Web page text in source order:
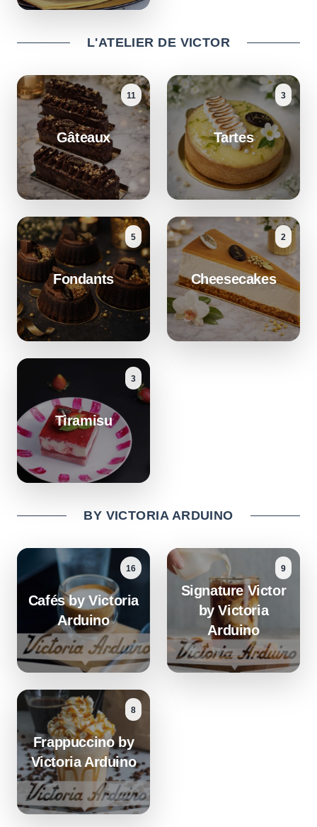
L'ATELIER DE VICTOR
Gâteaux
11
Tartes
3
Fondants
5
Cheesecakes
2
Tiramisu
3
BY VICTORIA ARDUINO
Cafés by Victoria
Arduino
16
Signature Victor
by Victoria
Arduino
9
Frappuccino by
Victoria Arduino
8